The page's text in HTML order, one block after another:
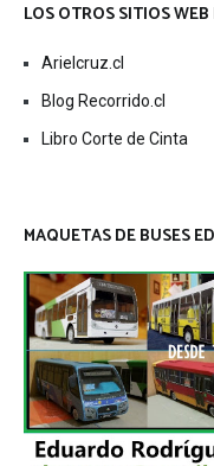
LOS OTROS SITIOS
Arielcruz.cl
Blog Recorrido.cl
Libro Corte de Cinta
MAQUETAS DE BUSES